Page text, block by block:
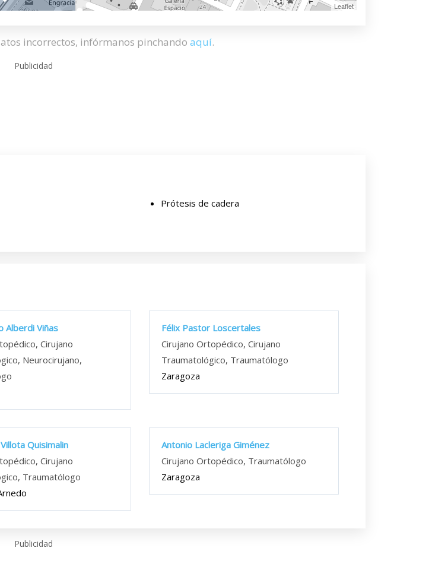
Leaflet
incorrectos, infórmanos pinchando aquí.
Publicidad
Prótesis de cadera
Alberdi Viñas
Cirujano
Neurocirujano,
Félix Pastor Loscertales
Cirujano Ortopédico, Cirujano
Traumatológico, Traumatólogo
Zaragoza
Quisimalin
Cirujano
Traumatólogo
Antonio Lacleriga Giménez
Cirujano Ortopédico, Traumatólogo
Zaragoza
Publicidad